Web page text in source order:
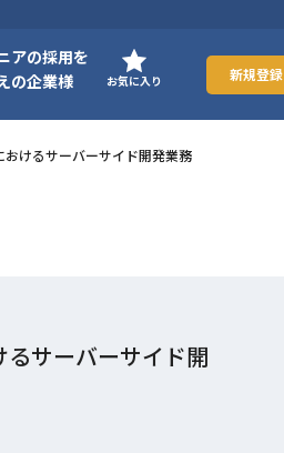
アの採用を
の企業様
お気に入り 新規登録
けるサーバーサイド開発業務
サーバーサイド開